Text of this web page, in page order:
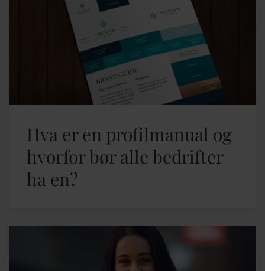
Hva er en profilmanual og
hvorfor bør alle bedrifter
ha en?